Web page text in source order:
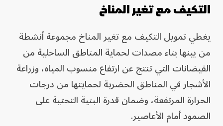
التكيف مع تغير المناخ
يغطي تمويل التكيف مع تغير المناخ مجموعة أنشطة
من بينها بناء مصدات لحماية المناطق الساحلية من
الفيضانات التي تنتج عن ارتفاع منسوب المياه، وزراعة
الأشجار في المناطق الحضرية لحمايتها من درجات
الحرارة المرتفعة، وضمان قدرة البنية التحتية على
الصمود أمام الأعاصير.